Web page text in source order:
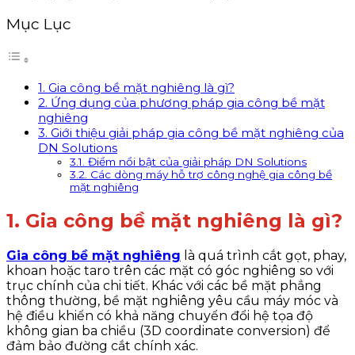
Mục Lục
1. Gia công bề mặt nghiêng là gì?
2. Ứng dụng của phương pháp gia công bề mặt
nghiêng
3. Giới thiệu giải pháp gia công bề mặt nghiêng của
DN Solutions
3.1. Điểm nổi bật của giải pháp DN Solutions
3.2. Các dòng máy hỗ trợ công nghệ gia công bề
mặt nghiêng
1. Gia công bề mặt nghiêng là gì?
Gia công bề mặt nghiêng là quá trình cắt gọt, phay,
khoan hoặc taro trên các mặt có góc nghiêng so với
trục chính của chi tiết. Khác với các bề mặt phẳng
thông thường, bề mặt nghiêng yêu cầu máy móc và
hệ điều khiển có khả năng chuyển đổi hệ tọa độ
không gian ba chiều (3D coordinate conversion) để
đảm bảo đường cắt chính xác.